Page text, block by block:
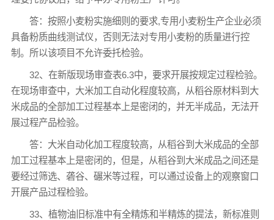
答：按照小麦粉实施细则的要求,专用小麦粉生产企业必须
具备粉质曲线测试仪，否则无法对专用小麦粉的质量进行控
制。所以该项目不允许委托检验。
32、在新版现场审查表6.3中，要求开展按规定过程检验。
在现场审查中，大米加工自动化程度较高，从稻谷原材料到大
米成品的全部加工过程基本上是密闭的，并无半成品，无法开
展过程产品检验。
答：大米自动化加工程度较高，从稻谷到大米成品的全部
加工过程基本上是密闭的，但是，从稻谷到大米成品之间还是
要经过筛选、砻谷、碾米等过程，可以通过设备上的观察窗口
开展产品过程检验。
33、植物油旧标准中有全精炼和半精炼的提法，新标准则